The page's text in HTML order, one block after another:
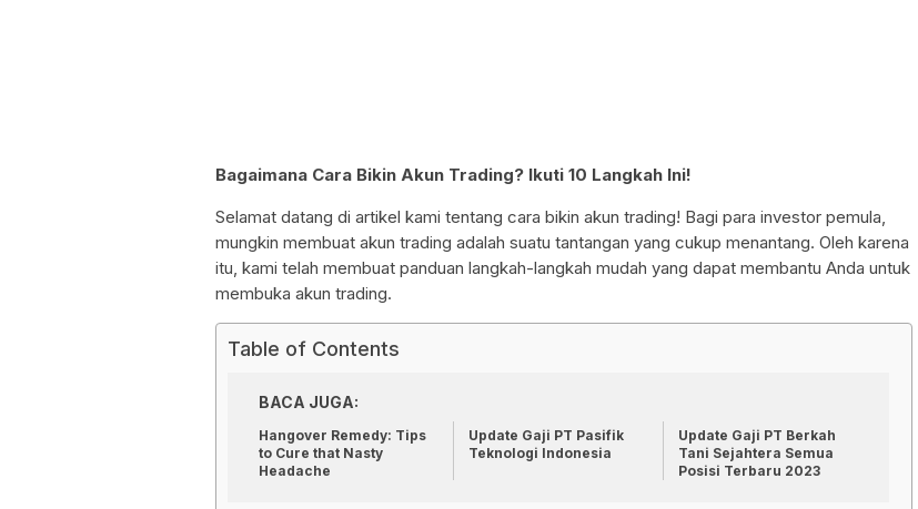
Bagaimana Cara Bikin Akun Trading? Ikuti 10 Langkah Ini!
Selamat datang di artikel kami tentang cara bikin akun trading! Bagi para investor pemula,
mungkin membuat akun trading adalah suatu tantangan yang cukup menantang. Oleh karena
itu, kami telah membuat panduan langkah-langkah mudah yang dapat membantu Anda untuk
membuka akun trading.
Table of Contents
BACA JUGA:
Hangover Remedy: Tips
to Cure that Nasty
Headache
Update Gaji PT Pasifik
Teknologi Indonesia
Update Gaji PT Berkah
Tani Sejahtera Semua
Posisi Terbaru 2023